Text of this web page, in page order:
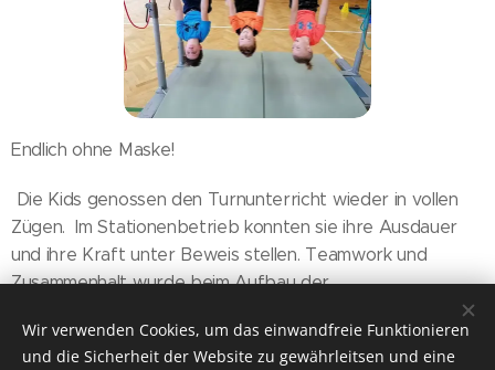
Endlich ohne Maske!
Die Kids genossen den Turnunterricht wieder in vollen
Zügen. Im Stationenbetrieb konnten sie ihre Ausdauer
und ihre Kraft unter Beweis stellen. Teamwork und
Zusammenhalt wurde beim Aufbau der
war bei allen Kindern spürbar. Wieder Kind sein dürfen -
das Schönste was es gibt!
Wir verwenden Cookies, um das einwandfreie Funktionieren
und die Sicherheit der Website zu gewährleitsen und eine